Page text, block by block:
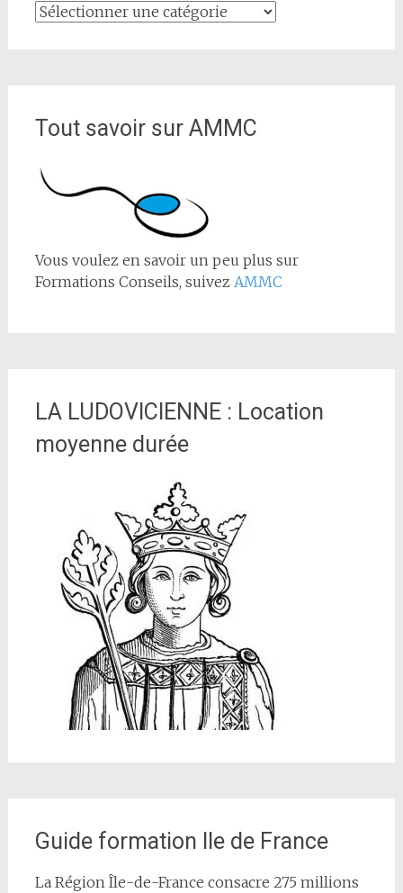
Catégories
Tout savoir sur AMMC
Vous voulez en savoir un peu plus sur
Formations Conseils, suivez AMMC
LA LUDOVICIENNE : Location
moyenne durée
Guide formation Ile de France
La Région Île-de-France consacre 275 millions